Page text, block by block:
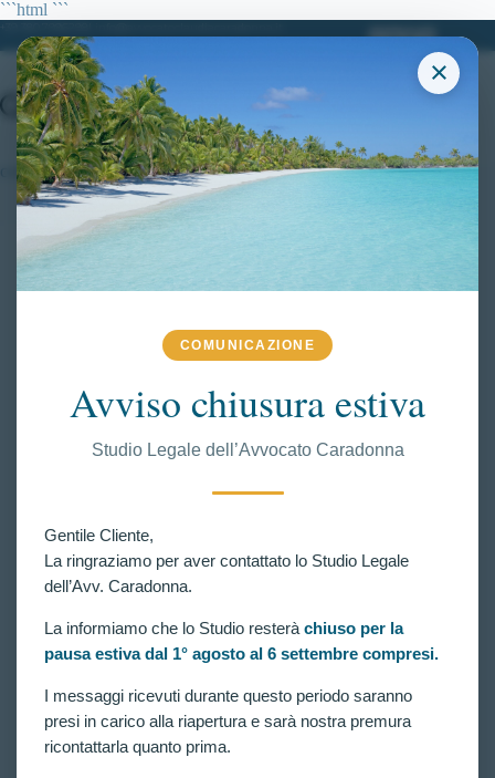
```html
×
COMUNICAZIONE
Avviso chiusura estiva
Studio Legale dell’Avvocato Caradonna
Gentile Cliente,
La ringraziamo per aver contattato lo Studio Legale
dell’Avv. Caradonna.
La informiamo che lo Studio resterà chiuso per la
pausa estiva dal 1° agosto al 6 settembre compresi.
I messaggi ricevuti durante questo periodo saranno
presi in carico alla riapertura e sarà nostra premura
ricontattarla quanto prima.
```
contenuto
concorso 1887 allievi agenti polizia di stato
Concorso per 1887 allievi agenti della Polizia di
Stato: disposta verificazione per 2 candidati esclusi
per alterazione del senso cromatico.